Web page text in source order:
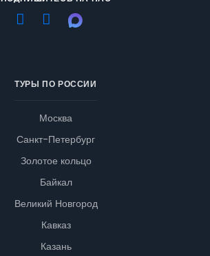
ТУРЫ ПО РОССИИ
Москва
Санкт-Петербург
Золотое кольцо
Байкал
Великий Новгород
Кавказ
Казань